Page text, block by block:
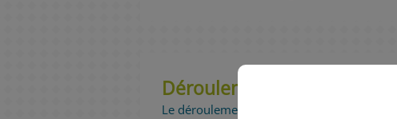
Déroulement de l'entretien
Le déroulement en 7 étapes Les 7 règles